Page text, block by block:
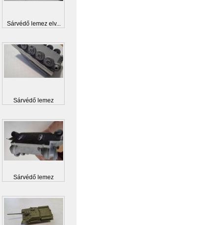
Sárvédő lemez elv...
Sárvédő lemez
Sárvédő lemez